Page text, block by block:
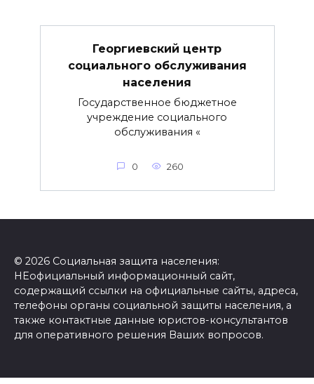
Георгиевский центр
социального обслуживания
населения
Государственное бюджетное
учреждение социального
обслуживания «
0 260
© 2026 Социальная защита населения:
НЕофициальный информационный сайт,
содержащий ссылки на официальные сайты, адреса,
телефоны органы социальной защиты населения, а
также контактные данные юристов-консультантов
для оперативного решения Ваших вопросов.